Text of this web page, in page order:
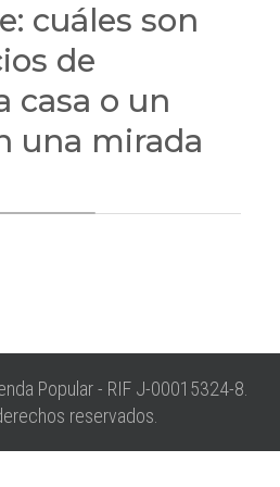
cuáles son
de
casa o un
una mirada
Popular - RIF J-00015324-8.
reservados.